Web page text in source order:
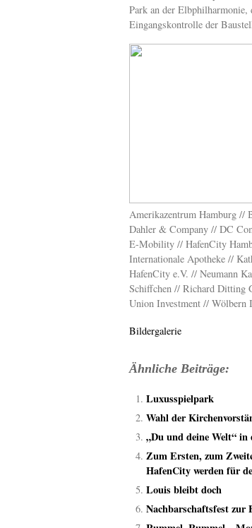
Park an der Elbphilharmonie,
Eingangskontrolle der
Amerikazentrum Hamburg //
Dahler & Company // DC
E-Mobility // HafenCity
Internationale Apotheke //
HafenCity e.V. // Neumann
Schiffchen // Richard Ditting
Union Investment // Wölbern
Bildergalerie
Ähnliche Beiträge:
Luxusspielpark
Wahl der
„Du und deine Welt“
Zum Ersten, zum
HafenCity werden für
Louis bleibt doch
Nachbarschaftsfest zur